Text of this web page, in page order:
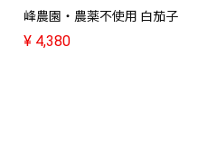
峰農園・農薬不使用 白茄子
¥ 4,380